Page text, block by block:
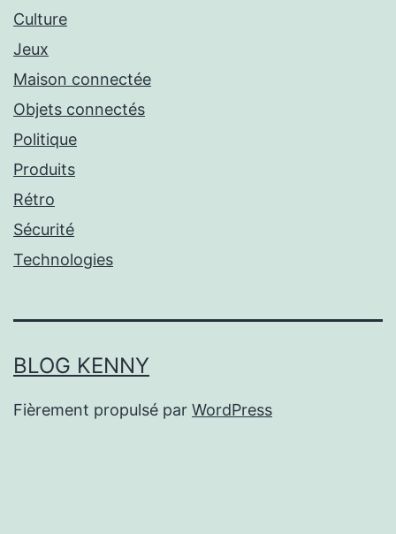
Culture
Jeux
Maison connectée
Objets connectés
Politique
Produits
Rétro
Sécurité
Technologies
BLOG KENNY
Fièrement propulsé par WordPress